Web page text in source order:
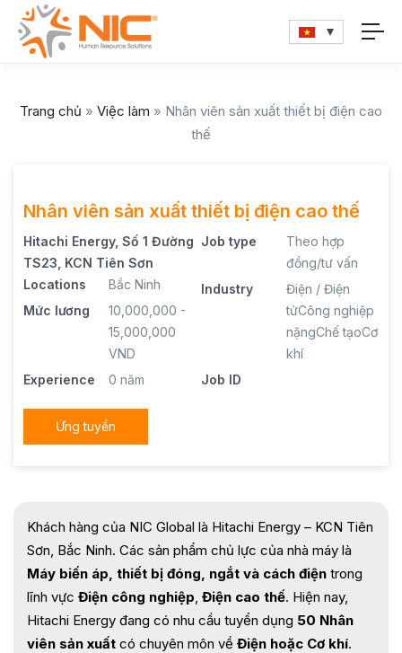
Trang chủ » Việc làm » Nhân viên sản xuất thiết bị điện cao
thế
Nhân viên sản xuất thiết bị điện cao thế
Hitachi Energy, Số 1 Đường
TS23, KCN Tiên Sơn
Locations
Bắc Ninh
Mức lương
10,000,000 -
15,000,000
VND
Experience
0 năm
Job type
Theo hợp
đồng/tư vấn
Industry
Điện / Điện
tửCông nghiệp
nặngChế tạoCơ
khí
Job ID
Ứng tuyển
Khách hàng của NIC Global là Hitachi Energy – KCN Tiên
Sơn, Bắc Ninh. Các sản phẩm chủ lực của nhà máy là
Máy biến áp, thiết bị đóng, ngắt và cách điện trong
lĩnh vực Điện công nghiệp, Điện cao thế. Hiện nay,
Hitachi Energy đang có nhu cầu tuyển dụng 50 Nhân
viên sản xuất có chuyên môn về Điện hoặc Cơ khí.